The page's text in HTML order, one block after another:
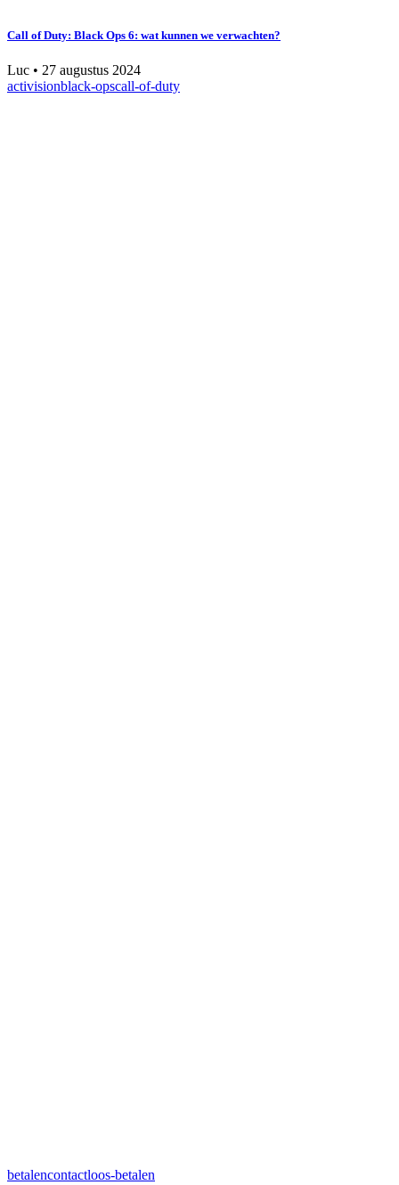
Call of Duty: Black Ops 6: wat kunnen we verwachten?
Luc • 27 augustus 2024
activisionblack-opscall-of-duty
betalencontactloos-betalen